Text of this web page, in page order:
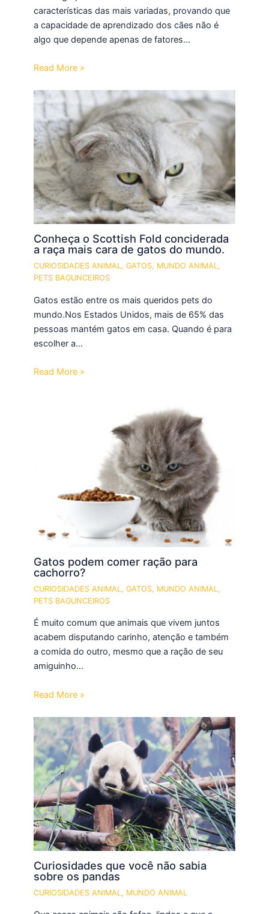
características das mais variadas, provando que
a capacidade de aprendizado dos cães não é
algo que depende apenas de fatores…
Read More »
Conheça o Scottish Fold conciderada
a raça mais cara de gatos do mundo.
CURIOSIDADES ANIMAL,GATOS, MUNDO ANIMAL,
PETS BAGUNCEIROS
Gatos estão entre os mais queridos pets do
mundo.Nos Estados Unidos, mais de 65% das
pessoas mantém gatos em casa. Quando é para
escolher a…
Read More »
Gatos podem comer ração para
cachorro?
CURIOSIDADES ANIMAL ,GATOS, MUNDO ANIMAL ,
PETS BAGUNCEIROS
É muito comum que animais que vivem juntos
acabem disputando carinho, atenção e também
a comida do outro, mesmo que a ração de seu
amiguinho…
Read More »
Curiosidades que você não sabia
sobre os pandas
CURIOSIDADES ANIMAL , MUNDO ANIMAL